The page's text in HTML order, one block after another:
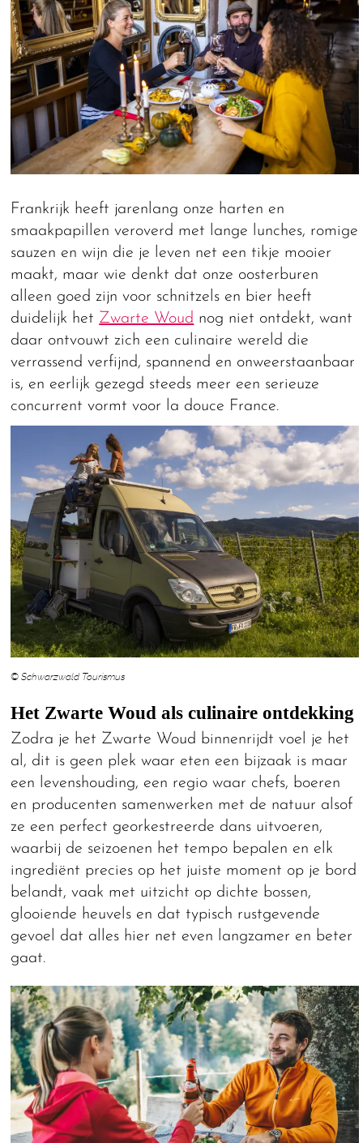
Frankrijk heeft jarenlang onze harten en
smaakpapillen veroverd met lange lunches, romige
sauzen en wijn die je leven net een tikje mooier
maakt, maar wie denkt dat onze oosterburen
alleen goed zijn voor schnitzels en bier heeft
duidelijk het Zwarte Woud nog niet ontdekt, want
daar ontvouwt zich een culinaire wereld die
verrassend verfijnd, spannend en onweerstaanbaar
is, en eerlijk gezegd steeds meer een serieuze
concurrent vormt voor la douce France.
© Schwarzwald Tourismus
Het Zwarte Woud als culinaire ontdekking
Zodra je het Zwarte Woud binnenrijdt voel je het
al, dit is geen plek waar eten een bijzaak is maar
een levenshouding, een regio waar chefs, boeren
en producenten samenwerken met de natuur alsof
ze een perfect georkestreerde dans uitvoeren,
waarbij de seizoenen het tempo bepalen en elk
ingrediënt precies op het juiste moment op je bord
belandt, vaak met uitzicht op dichte bossen,
glooiende heuvels en dat typisch rustgevende
gevoel dat alles hier net even langzamer en beter
gaat.